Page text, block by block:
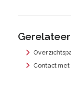
Contact met